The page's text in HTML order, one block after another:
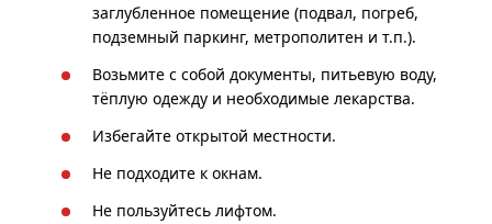
заглубленное помещение (подвал, погреб,
подземный паркинг, метрополитен и т.п.).
Возьмите с собой документы, питьевую воду,
тёплую одежду и необходимые лекарства.
Избегайте открытой местности.
Не подходите к окнам.
Не пользуйтесь лифтом.